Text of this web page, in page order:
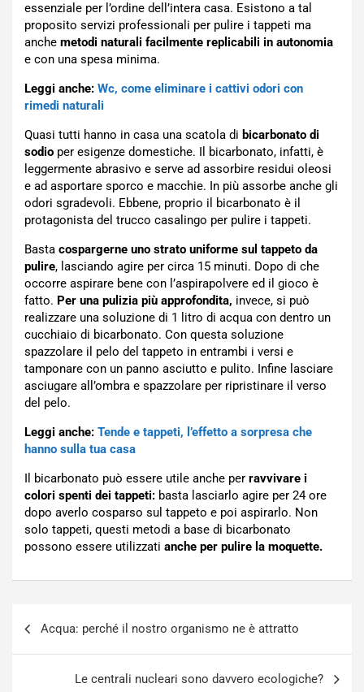
essenziale per l’ordine dell’intera casa. Esistono a tal
proposito servizi professionali per pulire i tappeti ma
anche metodi naturali facilmente replicabili in autonomia
e con una spesa minima.
Leggi anche: Wc, come eliminare i cattivi odori con
rimedi naturali
Quasi tutti hanno in casa una scatola di bicarbonato di
sodio per esigenze domestiche. Il bicarbonato, infatti, è
leggermente abrasivo e serve ad assorbire residui oleosi
e ad asportare sporco e macchie. In più assorbe anche gli
odori sgradevoli. Ebbene, proprio il bicarbonato è il
protagonista del trucco casalingo per pulire i tappeti.
Basta cospargerne uno strato uniforme sul tappeto da
pulire, lasciando agire per circa 15 minuti. Dopo di che
occorre aspirare bene con l’aspirapolvere ed il gioco è
fatto. Per una pulizia più approfondita, invece, si può
realizzare una soluzione di 1 litro di acqua con dentro un
cucchiaio di bicarbonato. Con questa soluzione
spazzolare il pelo del tappeto in entrambi i versi e
tamponare con un panno asciutto e pulito. Infine lasciare
asciugare all’ombra e spazzolare per ripristinare il verso
del pelo.
Leggi anche: Tende e tappeti, l’effetto a sorpresa che
hanno sulla tua casa
Il bicarbonato può essere utile anche per ravvivare i
colori spenti dei tappeti: basta lasciarlo agire per 24 ore
dopo averlo cosparso sul tappeto e poi aspirarlo. Non
solo tappeti, questi metodi a base di bicarbonato
possono essere utilizzati anche per pulire la moquette.
articoli
Acqua: perché il nostro organismo ne è attratto
Le centrali nucleari sono davvero ecologiche?